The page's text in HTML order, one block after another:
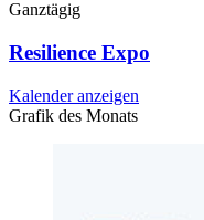
Ganztägig
Resilience Expo
Kalender anzeigen
Grafik des Monats